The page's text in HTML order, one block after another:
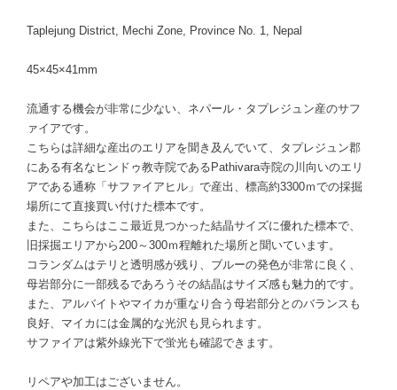
Taplejung District, Mechi Zone, Province No. 1, Nepal
45×45×41mm
流通する機会が非常に少ない、ネパール・タプレジュン産のサフ
ァイアです。
こちらは詳細な産出のエリアを聞き及んでいて、タプレジュン郡
にある有名なヒンドゥ教寺院であるPathivara寺院の川向いのエリ
アである通称「サファイアヒル」で産出、標高約3300ｍでの採掘
場所にて直接買い付けた標本です。
また、こちらはここ最近見つかった結晶サイズに優れた標本で、
旧採掘エリアから200～300ｍ程離れた場所と聞いています。
コランダムはテリと透明感が残り、ブルーの発色が非常に良く、
母岩部分に一部残るであろうその結晶はサイズ感も魅力的です。
また、アルバイトやマイカが重なり合う母岩部分とのバランスも
良好、マイカには金属的な光沢も見られます。
サファイアは紫外線光下で蛍光も確認できます。
リペアや加工はございません。